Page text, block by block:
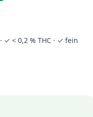
< 0,2 % THC · ✓ fein